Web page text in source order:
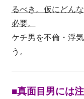
るべき。仮にどん
必要。
ケチ男を不倫・浮
う。
■真面目男には